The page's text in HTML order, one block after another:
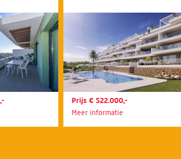
Prijs € 522.000,-
Meer informatie